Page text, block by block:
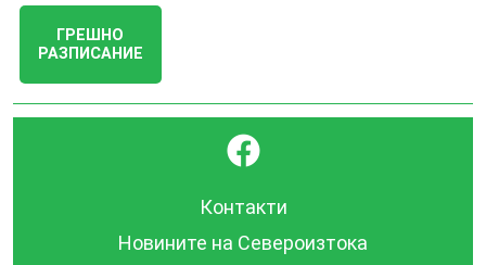
ГРЕШНО
РАЗПИСАНИЕ
}
Контакти
Новините на Североизтока